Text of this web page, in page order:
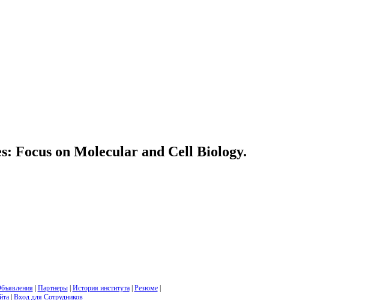
Focus on Molecular and Cell Biology.
| Партнеры| История института| Резюме|
| Вход для Сотрудников